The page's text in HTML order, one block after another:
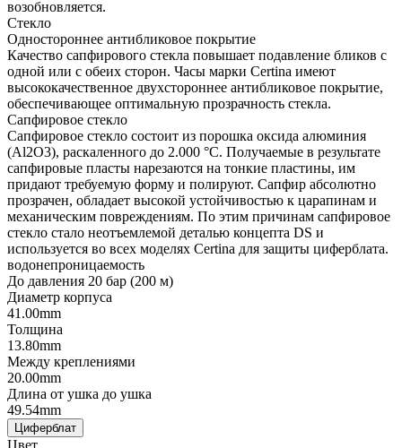
возобновляется.
Стекло
Одностороннее антибликовое покрытие
Качество сапфирового стекла повышает подавление бликов с
одной или с обеих сторон. Часы марки Certina имеют
высококачественное двухстороннее антибликовое покрытие,
обеспечивающее оптимальную прозрачность стекла.
Сапфировое стекло
Сапфировое стекло состоит из порошка оксида алюминия
(Al2O3), раскаленного до 2.000 °C. Получаемые в результате
сапфировые пласты нарезаются на тонкие пластины, им
придают требуемую форму и полируют. Сапфир абсолютно
прозрачен, обладает высокой устойчивостью к царапинам и
механическим повреждениям. По этим причинам сапфировое
стекло стало неотъемлемой деталью концепта DS и
используется во всех моделях Certina для защиты циферблата.
водонепроницаемость
До давления 20 бар (200 м)
Диаметр корпуса
41.00mm
Толщина
13.80mm
Между креплениями
20.00mm
Длина от ушка до ушка
49.54mm
Циферблат